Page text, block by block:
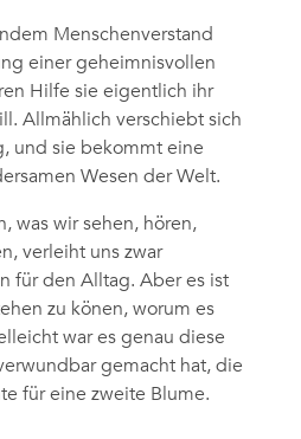
Menschenverstand
einer geheimnisvollen
Hilfe sie eigentlich ihr
Allmählich verschiebt sich
und sie bekommt eine
Wesen der Welt.
was wir sehen, hören,
verleiht uns zwar
für den Alltag. Aber es ist
zu könen, worum es
war es genau diese
gemacht hat, die
für eine zweite Blume.